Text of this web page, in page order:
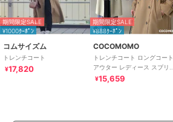
期間限定SALE
¥1000ｸｰﾎﾟﾝ
コムサイズム
トレンチコート
¥17,820
期間限定SALE
¥888ｸｰﾎﾟﾝ
COCOMOMO
トレンチコート ロングコート
アウター レディース スプリン
グコート ロング丈 ライトアウ
¥15,659